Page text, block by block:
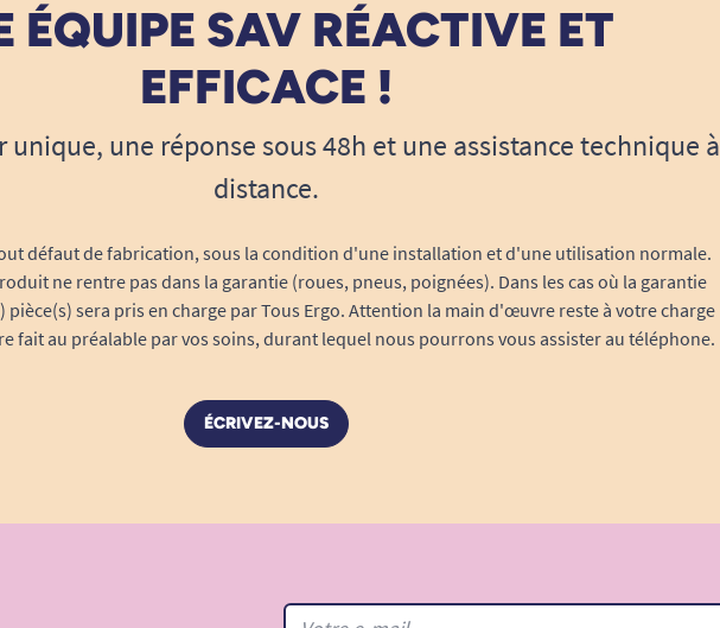
ÉQUIPE SAV RÉACTIVE ET
EFFICACE !
une réponse sous 48h et une assistance technique à
distance.
défaut de fabrication, sous la condition d'une installation et d'une utilisation normale.
ne rentre pas dans la garantie (roues, pneus, poignées). Dans les cas où la garantie
sera pris en charge par Tous Ergo. Attention la main d'œuvre reste à votre charge
fait au préalable par vos soins, durant lequel nous pourrons vous assister au téléphone.
ÉCRIVEZ-NOUS